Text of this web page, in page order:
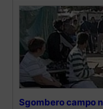
Sgombero campo